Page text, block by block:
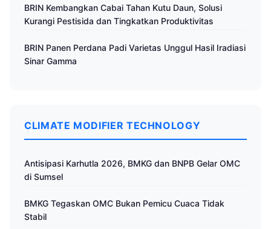
BRIN Kembangkan Cabai Tahan Kutu Daun, Solusi
Kurangi Pestisida dan Tingkatkan Produktivitas
BRIN Panen Perdana Padi Varietas Unggul Hasil Iradiasi
Sinar Gamma
CLIMATE MODIFIER TECHNOLOGY
Antisipasi Karhutla 2026, BMKG dan BNPB Gelar OMC
di Sumsel
BMKG Tegaskan OMC Bukan Pemicu Cuaca Tidak
Stabil